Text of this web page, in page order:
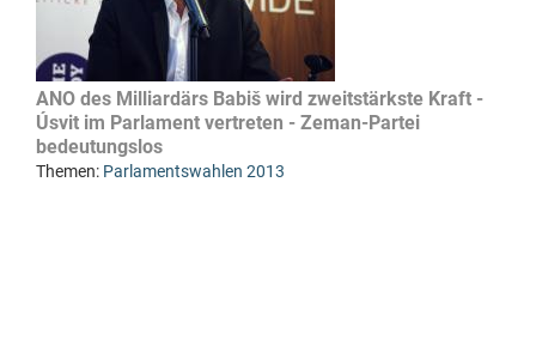
ANO des Milliardärs Babiš wird zweitstärkste Kraft -
Úsvit im Parlament vertreten - Zeman-Partei
bedeutungslos
Themen: Parlamentswahlen 2013